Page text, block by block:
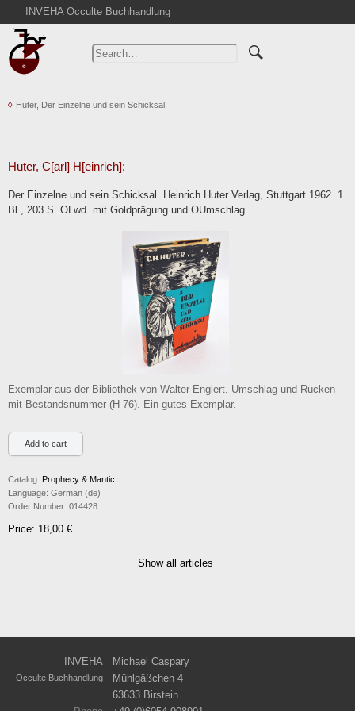
INVEHA Occulte Buchhandlung
Home
Advanced Search
Cart
Contact
Huter, Der Einzelne und sein Schicksal.
Huter, C[arl] H[einrich]:
Der Einzelne und sein Schicksal. Heinrich Huter Verlag, Stuttgart 1962. 1
Bl., 203 S. OLwd. mit Goldprägung und OUmschlag.
Exemplar aus der Bibliothek von Walter Englert. Umschlag und Rücken
mit Bestandsnummer (H 76). Ein gutes Exemplar.
Catalog: Prophecy & Mantic
Language: German (de)
Order Number: 014428
Price: 18,00 €
Show all articles
INVEHA Michael Caspary
Occulte Buchhandlung
Mühlgäßchen 4
63633 Birstein